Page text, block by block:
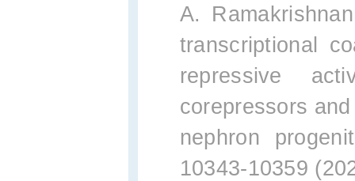
A.
transcriptional
repressive
corepressors
nephron
10343-10359